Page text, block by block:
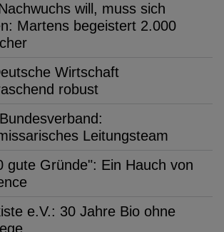
will, muss sich
Martens begeistert 2.000
Wirtschaft
robust
Leitungsteam
gute Gründe": Ein Hauch von
e.V.: 30 Jahre Bio ohne